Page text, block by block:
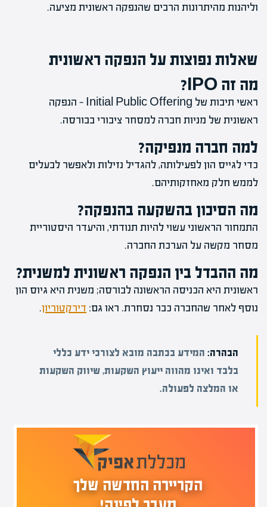
וליהנות מהיתרונות הרבים שהנפקה ראשונית מציעה.
שאלות נפוצות על הנפקה ראשונית
מה זה IPO?
ראשי תיבות של Initial Public Offering — הנפקה
ראשונית של מניות חברה למסחר ציבורי בבורסה.
למה חברה מנפיקה?
כדי לגייס הון לפעילותה, להגדיל נזילות ולאפשר לבעלים
לממש חלק מאחזקותיהם.
מה הסיכון בהשקעה בהנפקה?
התמחור הראשוני עשוי להיות תנודתי, והיעדר היסטוריית
מסחר מקשה על הערכת החברה.
מה ההבדל בין הנפקה ראשונית למשנית?
ראשונית היא הכניסה הראשונה לבורסה; משנית היא גיוס הון
נוסף לאחר שהחברה כבר נסחרת. ראו גם: דירקטוריון.
הבהרה: המידע בכתבה מובא לצורכי ידע כללי
בלבד ואינו מהווה ייעוץ השקעות, שיווק השקעות
או המלצה לפעולה.
הקריירה החדשה שלך